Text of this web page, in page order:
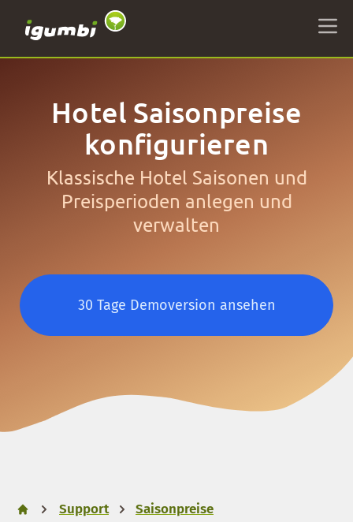
Hotel Saisonpreise
konfigurieren
Klassische Hotel Saisonen und
Preisperioden anlegen und
verwalten
30 Tage Demoversion ansehen
Support Saisonpreise